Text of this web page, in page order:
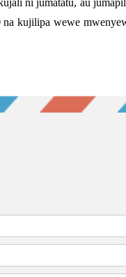
ni jumatatu, au
kujilipa wewe